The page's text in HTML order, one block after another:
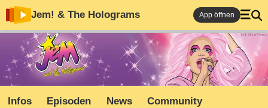
Jem! & The Holograms App öffnen
Infos Episoden News Community